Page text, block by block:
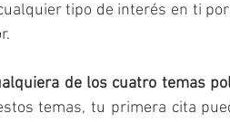
tipo de interés en ti
de los cuatro temas
temas, tu primera cita